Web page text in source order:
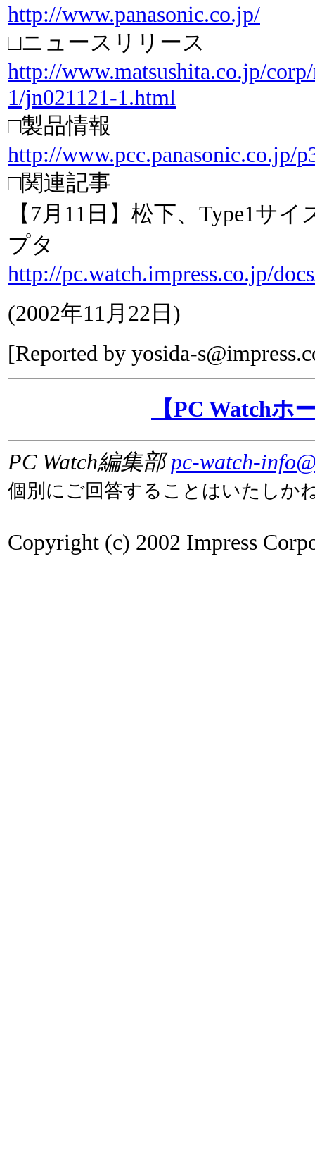
http://www.panasonic.co.jp/
□ニュースリリース
http://www.matsushita.co.jp/
1/jn021121-1.html
□製品情報
http://www.pcc.panasonic.co.jp/
□関連記事
【7月11日】松下、Type1サ
プタ
http://pc.watch.impress.co.jp/
(2002年11月22日 )
[Reported by yosida-
【PC Watchホ
PC Watch編集部pc-watch-
個別にご回答することはいたしか
Copyright (c) 2002 Impress